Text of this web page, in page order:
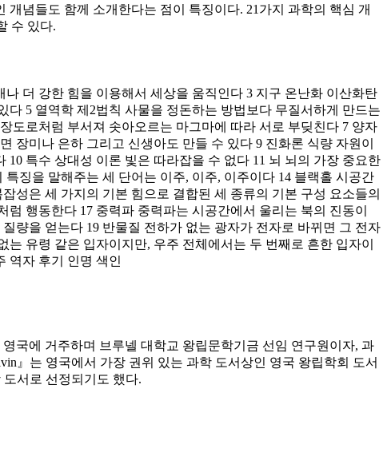
념들도 함께 소개한다는 점이 특징이다. 21가지 과학의 핵심 개
수 있다.
더 강한 힘을 이용해서 세상을 움직인다 3 지구 온난화 이산화탄
5 열역학 제2법칙 사물을 정돈하는 방법보다 무질서하게 만드는
도로처럼 부서져 솟아오르는 마그마에 따라 서로 부딪친다 7 양자
장미나 은하 그리고 신생아도 만들 수 있다 9 진화론 식량 자원이
특수 상대성 이론 빛은 따라잡을 수 없다 11 뇌 뇌의 가장 중요한
징을 말해주는 세 단어는 이주, 이주, 이주이다 14 블랙홀 시공간
성은 세 가지의 기본 힘으로 결합된 세 종류의 기본 구성 요소들의
행동한다 17 중력파 중력파는 시공간에서 울리는 북의 진동이
량을 얻는다 19 반물질 전하가 없는 광자가 전자로 바뀌면 그 전자
유령 같은 입자이지만, 우주 전체에서는 두 번째로 흔한 입자이
역자 후기 인명 색인
국에 거주하며 브루넬 대학교 왕립문학기금 선임 연구원이자, 과
』는 영국에서 가장 권위 있는 과학 도서상인 영국 왕립학회 도서
도서로 선정되기도 했다.